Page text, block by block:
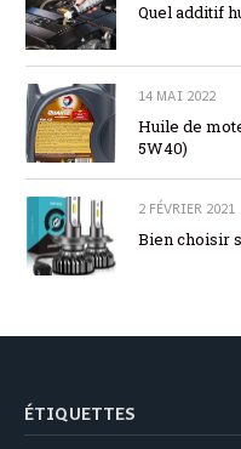
Quel additif
14 MAI 2022
Huile de
5W40)
2 FÉVRIER 2021
Bien choisir
ÉTIQUETTES